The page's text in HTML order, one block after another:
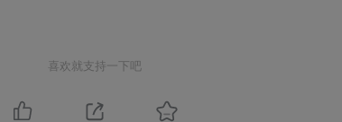
喜欢就支持一下吧